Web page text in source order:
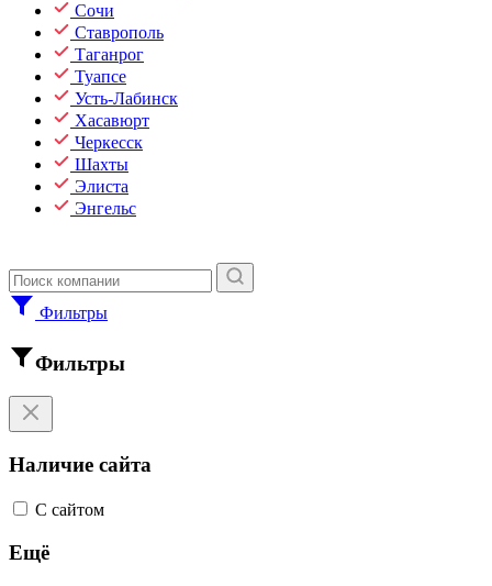
Сочи
Ставрополь
Таганрог
Туапсе
Усть-Лабинск
Хасавюрт
Черкесск
Шахты
Элиста
Энгельс
Фильтры
Фильтры
Наличие сайта
С сайтом
Ещё